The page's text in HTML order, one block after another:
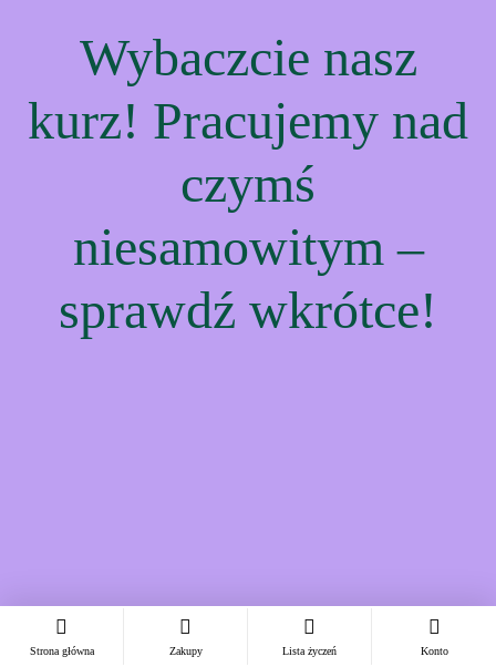
Wybaczcie nasz
kurz! Pracujemy nad
czymś
niesamowitym –
sprawdź wkrótce!
Strona główna Zakupy Lista życzeń Konto